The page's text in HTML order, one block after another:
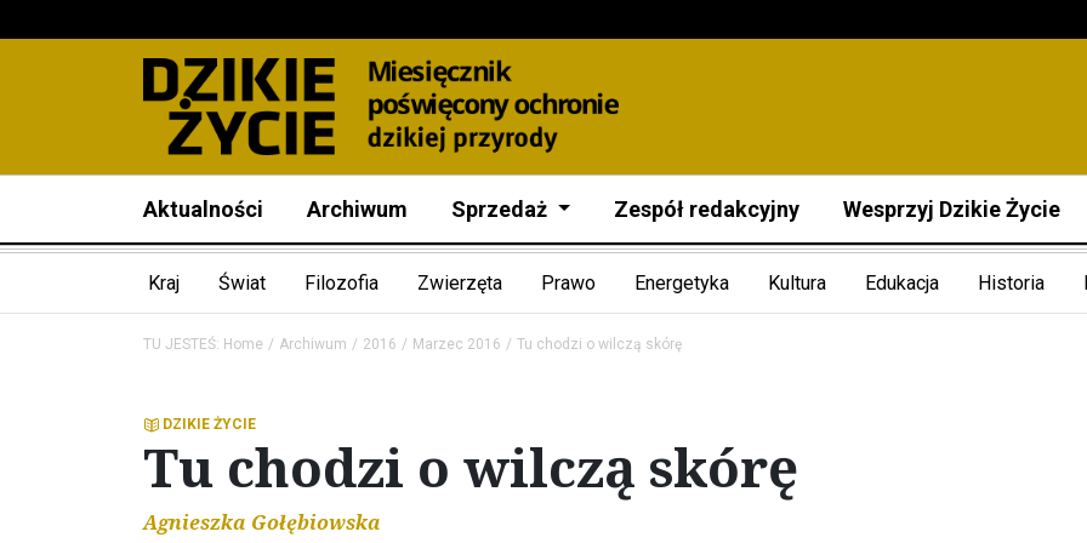
Aktualności Archiwum Sprzedaż Zespół redakcyjny Wesprzyj Dzikie Życie
Kraj Świat Filozofia Zwierzęta Prawo Energetyka Kultura Edukacja Historia
TU JESTEŚ: Home Archiwum 2016 Marzec 2016 Tu chodzi o wilczą skórę
DZIKIE ŻYCIE
Tu chodzi o wilczą skórę
Agnieszka Gołębiowska